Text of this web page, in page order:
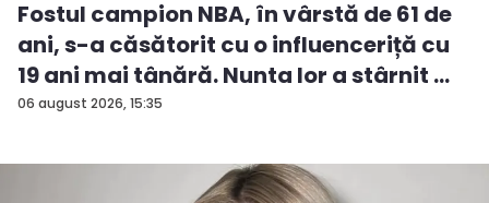
06 august 2026, 15:35
Fostul campion NBA, în vârstă de 61 de
ani, s-a căsătorit cu o influenceriță cu
19 ani mai tânără. Nunta lor a stârnit ...